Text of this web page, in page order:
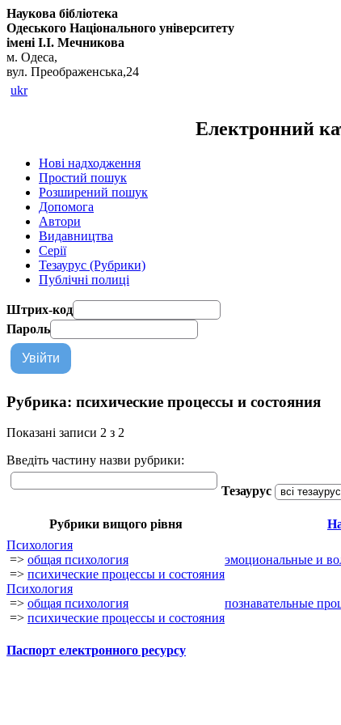
Наукова бібліотека
Одеського Національного університету
імені І.І. Мечникова
м. Одеса,
вул. Преображенська,24
ukr
Електронний
Нові надходження
Простий пошук
Розширений пошук
Допомога
Автори
Видавництва
Серії
Тезаурус (Рубрики)
Публічні полиці
Штрих-код
Пароль
Рубрика: психические процессы и состояния
Показані записи 2 з 2
Введіть частину назви рубрики:
Тезаурус
Рубрики вищого рівня
Психология
=> общая психология
=> психические процессы и состояния
эмоциональные и
Психология
=> общая психология
=> психические процессы и состояния
познавательные
Паспорт електронного ресурсу